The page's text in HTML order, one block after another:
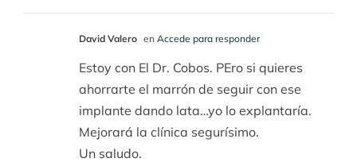
David Valero en Accede para responder
Estoy con El Dr. Cobos. PEro si quieres
ahorrarte el marrón de seguir con ese
implante dando lata…yo lo explantaría.
Mejorará la clínica segurísimo.
Un saludo.